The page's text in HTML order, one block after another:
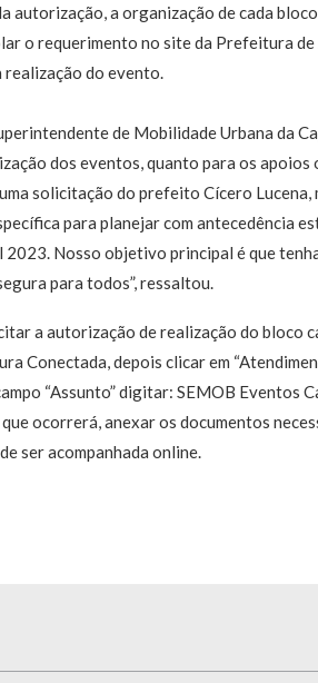
autorização, a organização de cada
o requerimento no site da Prefeitura
realização do evento.
de Mobilidade Urbana da
dos eventos, quanto para os apoios
solicitação do prefeito Cícero Lucena,
para planejar com antecedência
2023. Nosso objetivo principal é que
para todos”, ressaltou.
a autorização de realização do bloco
Conectada, depois clicar em
“Assunto” digitar: SEMOB Eventos
ocorrerá, anexar os documentos
ser acompanhada online.